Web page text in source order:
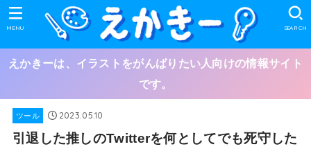
SEARCH
MENU
えかきーは、イラストをがんばりたい人向けの情報サイト
です。
ツール 2023.05.10
引退した推しのTwitterを何としてでも死守した